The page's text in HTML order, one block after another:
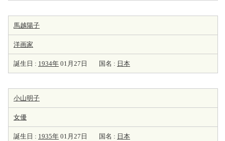
馬越陽子
洋画家
誕生日 : 1934年 01月27日 国名 : 日本
小山明子
女優
誕生日 : 1935年 01月27日 国名 : 日本